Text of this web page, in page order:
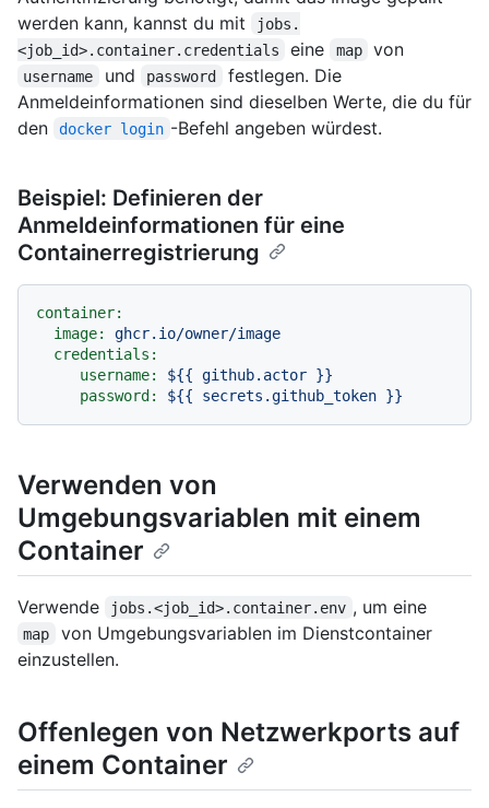
werden kann, kannst du mit
jobs.
<job_id>.container.credentials
eine map von
username und password
festlegen. Die
Anmeldeinformationen sind dieselben Werte, die du für
den
docker login -Befehl angeben würdest.
Beispiel: Definieren der
Anmeldeinformationen für eine
Containerregistrierung
container:
image:
ghcr.io/owner/image
credentials:
username:
${{ github.actor }}
password:
${{ secrets.github_token }}
Verwenden von
Umgebungsvariablen mit einem
Container
Verwende jobs.<job_id>.container.env , um eine
map
von Umgebungsvariablen im Dienstcontainer
einzustellen.
Offenlegen von Netzwerkports auf
einem Container